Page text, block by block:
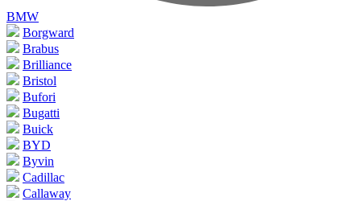
BMW
Borgward
Brabus
Brilliance
Bristol
Bufori
Bugatti
Buick
BYD
Byvin
Cadillac
Callaway